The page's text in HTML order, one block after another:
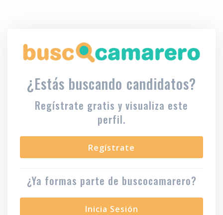
¿Estás buscando candidatos?
Regístrate gratis y visualiza este
perfil.
Regístrate
¿Ya formas parte de buscocamarero?
Inicia Sesión